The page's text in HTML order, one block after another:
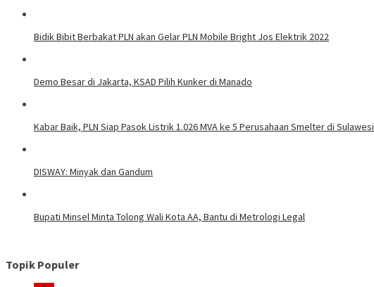
Bidik Bibit Berbakat PLN akan Gelar PLN Mobile Bright Jos Elektrik 2022
Demo Besar di Jakarta, KSAD Pilih Kunker di Manado
Kabar Baik, PLN Siap Pasok Listrik 1.026 MVA ke 5 Perusahaan Smelter di Sulawesi
DISWAY: Minyak dan Gandum
Bupati Minsel Minta Tolong Wali Kota AA, Bantu di Metrologi Legal
Topik Populer